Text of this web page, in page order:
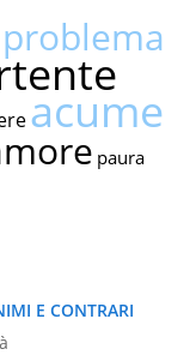
problema
acume
paura
E CONTRARI